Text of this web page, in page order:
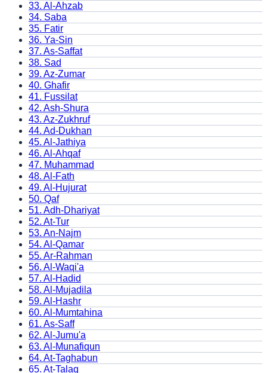
33. Al-Ahzab
34. Saba
35. Fatir
36. Ya-Sin
37. As-Saffat
38. Sad
39. Az-Zumar
40. Ghafir
41. Fussilat
42. Ash-Shura
43. Az-Zukhruf
44. Ad-Dukhan
45. Al-Jathiya
46. Al-Ahqaf
47. Muhammad
48. Al-Fath
49. Al-Hujurat
50. Qaf
51. Adh-Dhariyat
52. At-Tur
53. An-Najm
54. Al-Qamar
55. Ar-Rahman
56. Al-Waqi'a
57. Al-Hadid
58. Al-Mujadila
59. Al-Hashr
60. Al-Mumtahina
61. As-Saff
62. Al-Jumu'a
63. Al-Munafiqun
64. At-Taghabun
65. At-Talaq